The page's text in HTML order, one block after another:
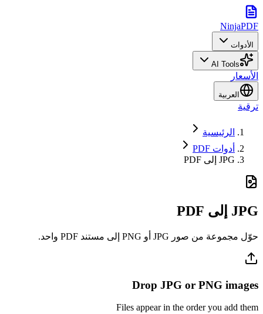
NinjaPDF
الأدوات
AI Tools
الأسعار
العربية
ترقية
الرئيسية
أدوات PDF
JPG إلى PDF
JPG إلى PDF
حوّل مجموعة من صور JPG أو PNG إلى مستند PDF واحد.
Drop JPG or PNG images
Files appear in the order you add them